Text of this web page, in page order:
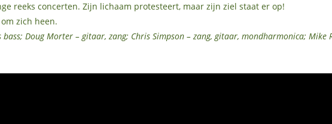
reeks concerten. Zijn lichaam protesteert, maar zijn ziel staat er op!
zich heen.
bass; Doug Morter – gitaar, zang; Chris Simpson – zang, gitaar, mondharmonica; Mike